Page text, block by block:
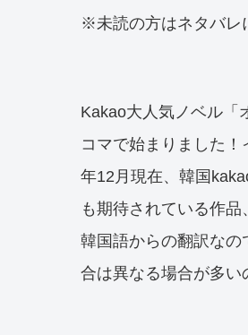
※未読の方はネタバレ
Kakao大人気ノベル「
コマで始まりました
年12月現在、韓国
も期待されている作
韓国語からの翻訳な
合は異なる場合が多